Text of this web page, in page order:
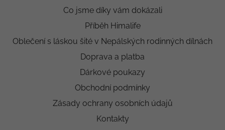
Co jsme díky vám dokázali
Příběh Himalife
Oblečení s láskou šité v Nepálských rodinných dílnách
Doprava a platba
Dárkové poukazy
Obchodní podmínky
Zásady ochrany osobních údajů
Kontakty